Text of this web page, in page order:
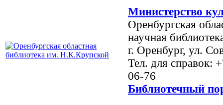
Министерство
Оренбургская
научная
г. Оренбург, ул.
Тел. для справок:
06-76
Библиотечный